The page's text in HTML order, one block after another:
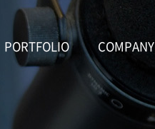
PORTFOLIO COMPANY